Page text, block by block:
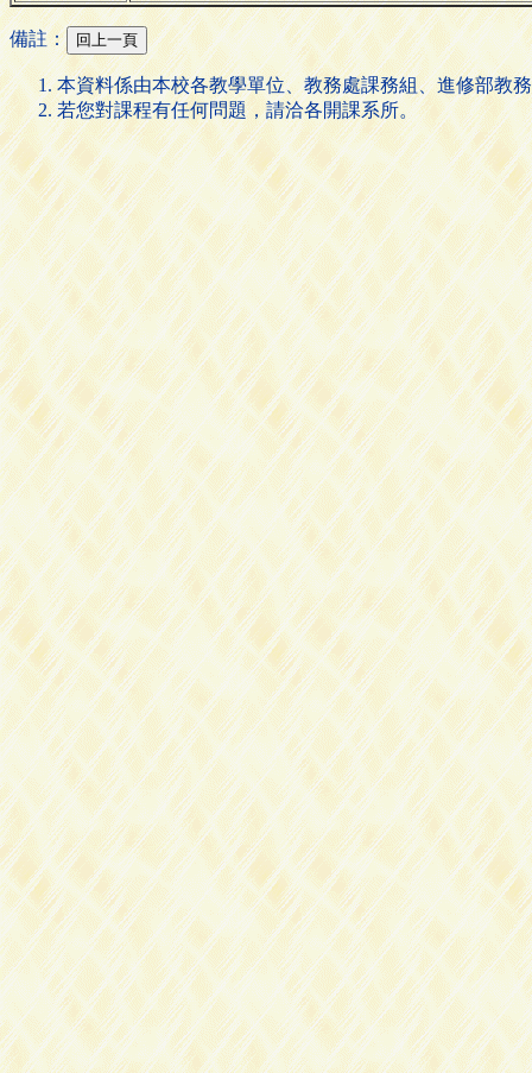
備註：
本資料係由本校各教學單位、教務處課務組、進修部教
若您對課程有任何問題，請洽各開課系所。